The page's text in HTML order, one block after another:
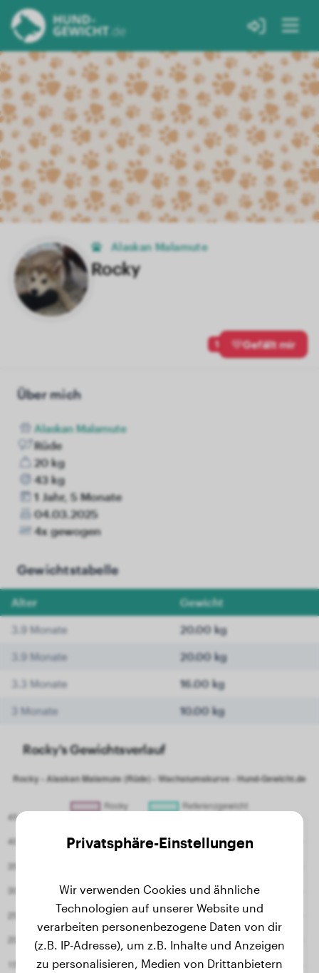
Alaskan Malamute
Rocky
1 Gefällt mir
Über mich
Alaskan Malamute
Rüde
20 kg
43 kg
1 Jahr, 5 Monate
04.03.2025
4x gewogen
Gewichtstabelle
Alter Gewicht
3.9 Monate 20.00 kg
3.9 Monate 20.00 kg
3.3 Monate 16.00 kg
3 Monate 10.00 kg
Rocky's Gewichtsverlauf
Privatsphäre-Einstellungen
Wir verwenden Cookies und ähnliche
Technologien auf unserer Website und
verarbeiten personenbezogene Daten von dir
(z.B. IP-Adresse), um z.B. Inhalte und Anzeigen
zu personalisieren, Medien von Drittanbietern